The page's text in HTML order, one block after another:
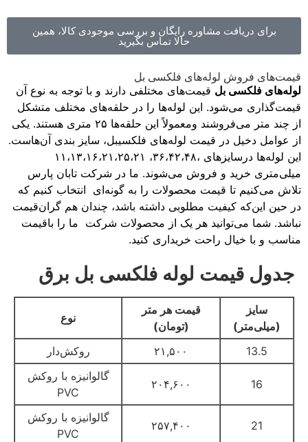
برای دریافت مشاوره رایگان و بررسی موجودی کالا، همین
حالا تماس بگیرید
قیمت‌های فروش لوله‌های فلکسی بل
لوله‌های فلکسی بل قیمت‌های مختلفی دارند و با توجه به نوع آن
قیمت‌گذاری می‌شود. این لوله‌ها را در حلقه‌های مختلف متشکل
از چند متر می‌فروشند ومعمولاً این حلقه‌ها ۲۵ متری هستند. یکی
از عوامل دخیل در قیمت لوله‌های فلکسیبل، سایز بندی آن‌هاست.
این لوله‌ها درسایزهای ،۳۶،۴۲،۴۸، ۱۱،۱۳،۱۶،۲۱،۲۵،۲۱
میلی‌متری خرید و فروش می‌شوند. ما در شرکت تابان پارس
تلاش می‌کنیم تا قیمت محصولات را به گونه‌ای انتخاب کنیم که
در حین این‌که کیفیت مطلوبی داشته باشد، چندان هم گران‌قیمت
نباشد. شما می‌توانید هر یک از محصولات شرکت ما را باقیمت
مناسب و با خیال راحت خریداری کنید.
جدول قیمت لوله فلکسی بل برق
سایز
(میلی‌متر)
قیمت هر متر
(تومان)
نوع
13.5 ۲۱,۵۰۰ روکش‌دار
16 ۲۰۴,۶۰۰
گالوانیزه با روکش
PVC
21 ۲۵۷,۴۰۰
گالوانیزه با روکش
PVC